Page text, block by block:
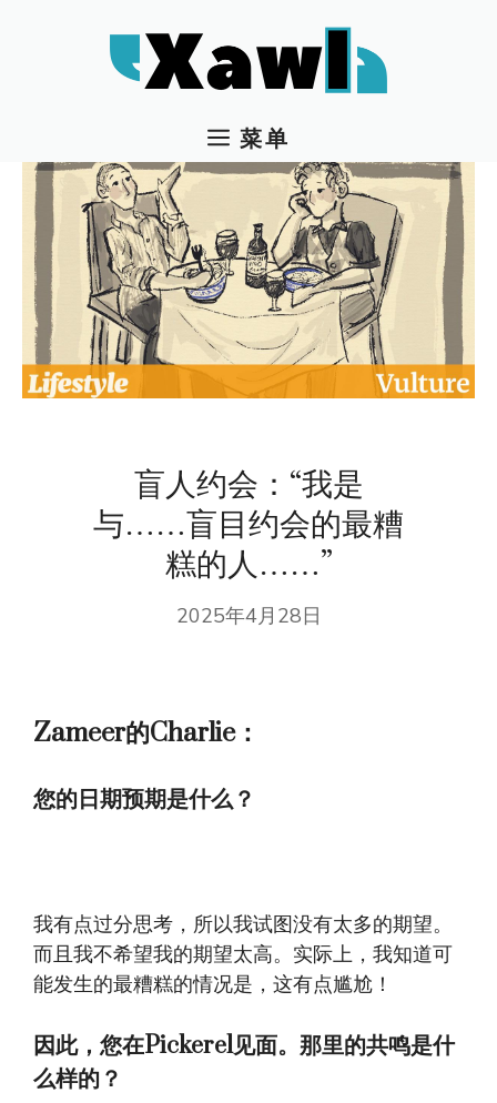
菜单
盲人约会：“我是
与……盲目约会的最糟
糕的人……”
2025年4月28日
Zameer的Charlie：
您的日期预期是什么？
我有点过分思考，所以我试图没有太多的期望。
而且我不希望我的期望太高。实际上，我知道可
能发生的最糟糕的情况是，这有点尴尬！
因此，您在Pickerel见面。那里的共鸣是什
么样的？